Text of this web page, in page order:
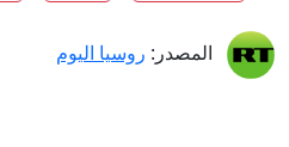
المصدر: روسيا اليوم